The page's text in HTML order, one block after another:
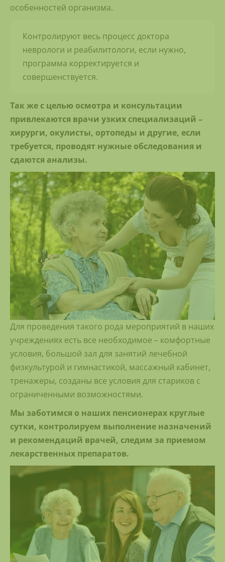
особенностей организма.
Контролируют весь процесс доктора
неврологи и реабилитологи, если нужно,
программа корректируется и
совершенствуется.
Так же с целью осмотра и консультации
привлекаются врачи узких специализаций –
хирурги, окулисты, ортопеды и другие, если
требуется, проводят нужные обследования и
сдаются анализы.
Для проведения такого рода мероприятий в наших
учреждениях есть все необходимое – комфортные
условия, большой зал для занятий лечебной
физкультурой и гимнастикой, массажный кабинет,
тренажеры, созданы все условия для стариков с
ограниченными возможностями.
Мы заботимся о наших пенсионерах круглые
сутки, контролируем выполнение назначений
и рекомендаций врачей, следим за приемом
лекарственных препаратов.